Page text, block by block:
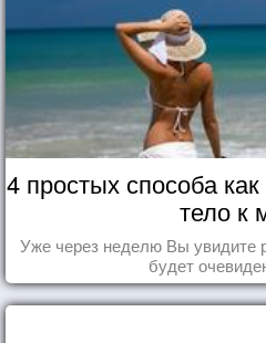
4 простых способа
тело к
Уже через неделю Вы увидите
будет